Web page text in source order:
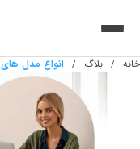
خانه / بلاگ / انواع مدل های